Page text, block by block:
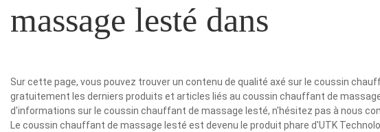
massage lesté dans
Sur cette page, vous pouvez trouver un contenu de qualité axé sur le coussin
gratuitement les derniers produits et articles liés au coussin chauffant de
d'informations sur le coussin chauffant de massage lesté, n'hésitez pas à nous
Le coussin chauffant de massage lesté est devenu le produit phare d'UTK